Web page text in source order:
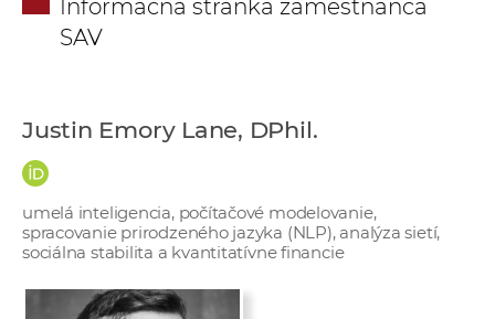
á
r
Informačná stránka zamestnanca
SAV
Justin Emory Lane, DPhil.
umelá inteligencia, počítačové modelovanie,
spracovanie prirodzeného jazyka (NLP), analýza sietí,
sociálna stabilita a kvantitatívne financie